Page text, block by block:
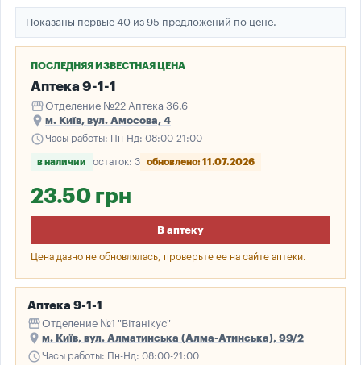
Показаны первые 40 из 95 предложений по цене.
ПОСЛЕДНЯЯ ИЗВЕСТНАЯ ЦЕНА
Аптека 9-1-1
storefrontОтделение №22 Аптека 36.6
place м. Київ, вул. Амосова, 4
scheduleЧасы работы: Пн-Нд: 08:00-21:00
в наличии остаток: 3 обновлено: 11.07.2026
23.50 грн
В аптеку
Цена давно не обновлялась, проверьте ее на сайте аптеки.
Аптека 9-1-1
storefrontОтделение №1 "Вітанікус"
place м. Київ, вул. Алматинська (Алма-Атинська), 99/2
scheduleЧасы работы: Пн-Нд: 08:00-21:00